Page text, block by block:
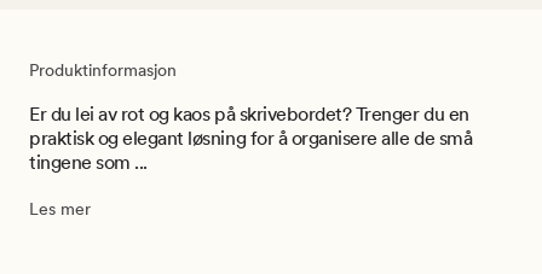
Produktinformasjon
Er du lei av rot og kaos på skrivebordet? Trenger du en
praktisk og elegant løsning for å organisere alle de små
tingene som ...
Les mer